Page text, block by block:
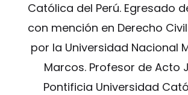
Católica del Perú. Egresado
con mención en Derecho
por la Universidad Nacional
Marcos. Profesor de Acto
Pontificia Universidad